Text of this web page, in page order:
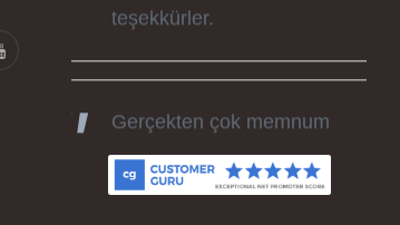
teşekkürler.
Gerçekten çok memnum
hemen düzelttiler ve ertesi